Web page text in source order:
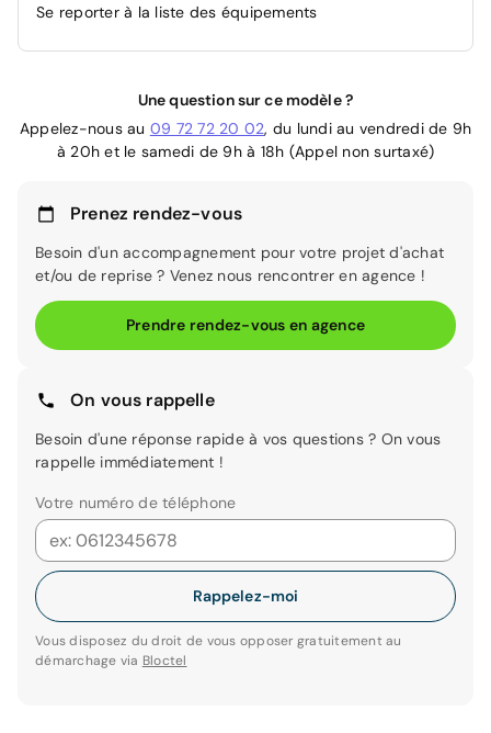
Se reporter à la liste des équipements
Une question sur ce modèle ?
Appelez-nous au 09 72 72 20 02, du lundi au vendredi de 9h
à 20h et le samedi de 9h à 18h (Appel non surtaxé)
Prenez rendez-vous
Besoin d'un accompagnement pour votre projet d'achat
et/ou de reprise ? Venez nous rencontrer en agence !
Prendre rendez-vous en agence
On vous rappelle
Besoin d'une réponse rapide à vos questions ? On vous
rappelle immédiatement !
Votre numéro de téléphone
Rappelez-moi
Vous disposez du droit de vous opposer gratuitement au
démarchage via Bloctel